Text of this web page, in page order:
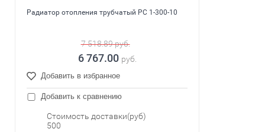
Радиатор отопления трубчатый PC 1-300-10
7 518.89руб.
6 767.00 руб.
Добавить в избранное
Добавить к сравнению
Стоимость доставки(руб)
500